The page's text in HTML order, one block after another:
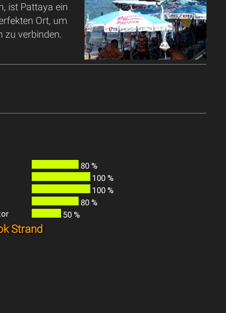
ist Pattaya ein
Ort, um
zu verbinden.
80 %
100 %
100 %
80 %
50 %
Strand